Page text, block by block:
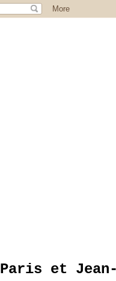
Paris et